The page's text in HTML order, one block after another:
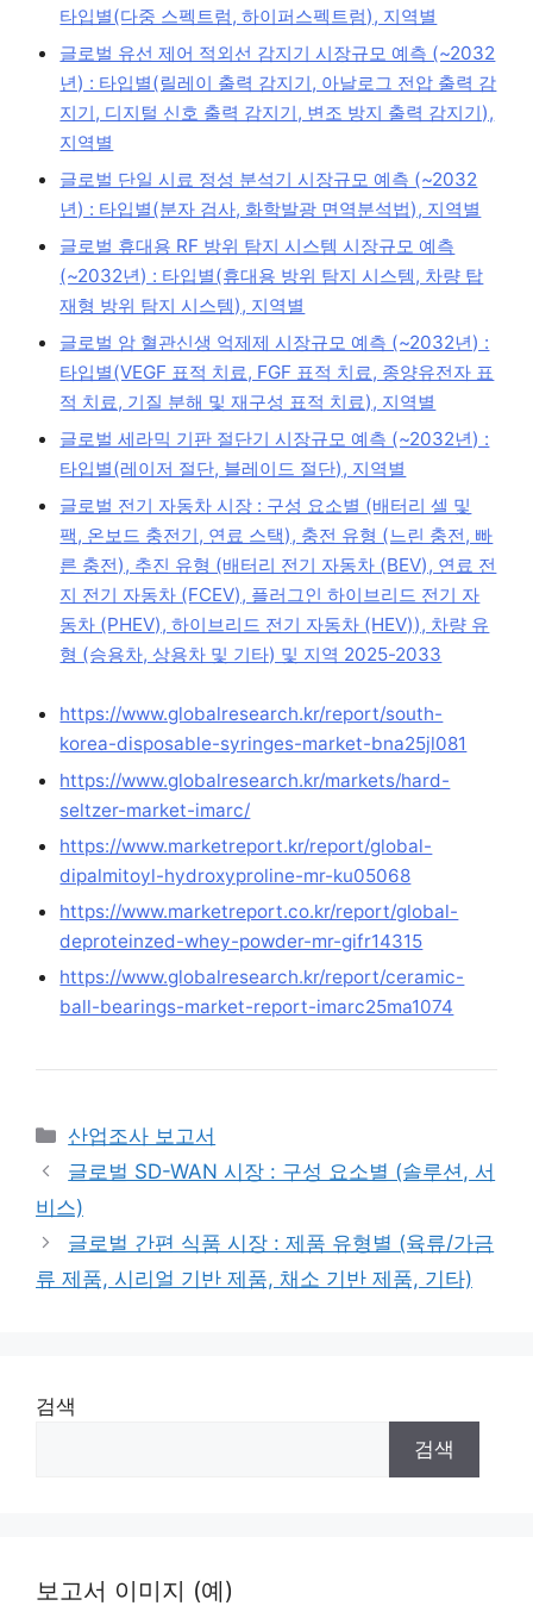
타입별(다중 스펙트럼, 하이퍼스펙트럼), 지역별
글로벌 유선 제어 적외선 감지기 시장규모 예측 (~2032
년) : 타입별(릴레이 출력 감지기, 아날로그 전압 출력 감
지기, 디지털 신호 출력 감지기, 변조 방지 출력 감지기),
지역별
글로벌 단일 시료 정성 분석기 시장규모 예측 (~2032
년) : 타입별(분자 검사, 화학발광 면역분석법), 지역별
글로벌 휴대용 RF 방위 탐지 시스템 시장규모 예측
(~2032년) : 타입별(휴대용 방위 탐지 시스템, 차량 탑
재형 방위 탐지 시스템), 지역별
글로벌 암 혈관신생 억제제 시장규모 예측 (~2032년) :
타입별(VEGF 표적 치료, FGF 표적 치료, 종양유전자 표
적 치료, 기질 분해 및 재구성 표적 치료), 지역별
글로벌 세라믹 기판 절단기 시장규모 예측 (~2032년) :
타입별(레이저 절단, 블레이드 절단), 지역별
글로벌 전기 자동차 시장 : 구성 요소별 (배터리 셀 및
팩, 온보드 충전기, 연료 스택), 충전 유형 (느린 충전, 빠
른 충전), 추진 유형 (배터리 전기 자동차 (BEV), 연료 전
지 전기 자동차 (FCEV), 플러그인 하이브리드 전기 자
동차 (PHEV), 하이브리드 전기 자동차 (HEV)), 차량 유
형 (승용차, 상용차 및 기타) 및 지역 2025-2033
https://www.globalresearch.kr/report/south-
korea-disposable-syringes-market-bna25jl081
https://www.globalresearch.kr/markets/hard-
seltzer-market-imarc/
https://www.marketreport.kr/report/global-
dipalmitoyl-hydroxyproline-mr-ku05068
https://www.marketreport.co.kr/report/global-
deproteinzed-whey-powder-mr-gifr14315
https://www.globalresearch.kr/report/ceramic-
ball-bearings-market-report-imarc25ma1074
Categories
산업조사 보고서
글로벌 SD-WAN 시장 : 구성 요소별 (솔루션, 서
비스)
글로벌 간편 식품 시장 : 제품 유형별 (육류/가금
류 제품, 시리얼 기반 제품, 채소 기반 제품, 기타)
검색
검색
보고서 이미지 (예)